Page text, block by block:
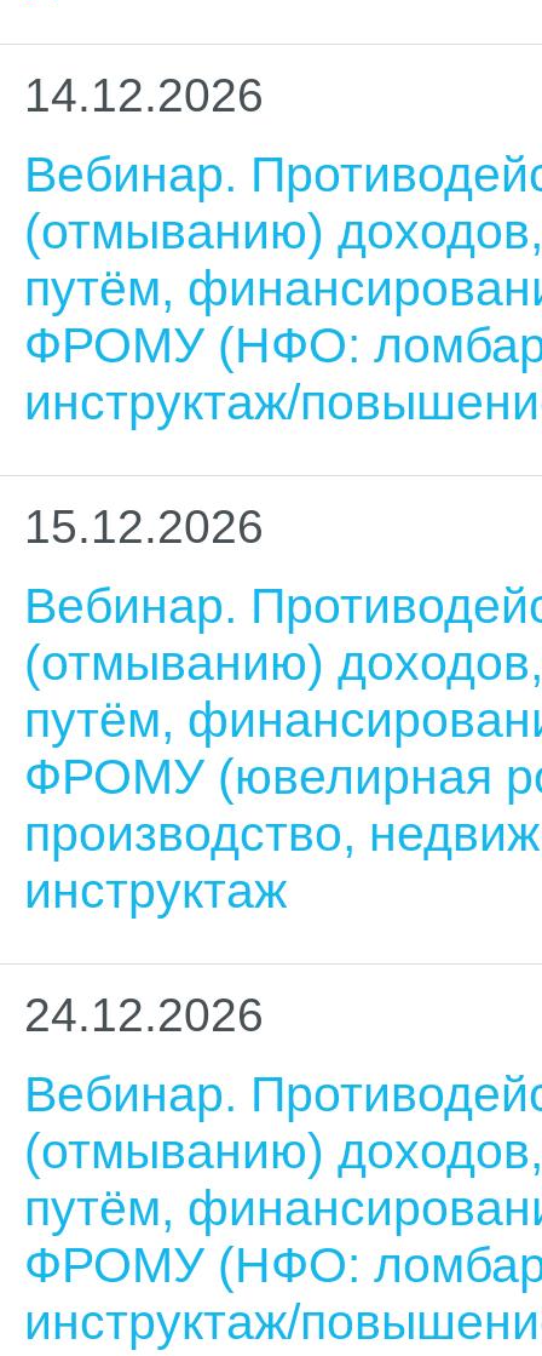
14.12.2026
Вебинар.
(отмыванию)
путём,
ФРОМУ (НФО:
инструктаж/
15.12.2026
Вебинар.
(отмыванию)
путём,
ФРОМУ (ювелирная
производство,
инструктаж
24.12.2026
Вебинар.
(отмыванию)
путём,
ФРОМУ (НФО:
инструктаж/